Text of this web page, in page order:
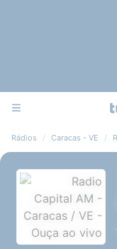
Rádios Caracas - VE